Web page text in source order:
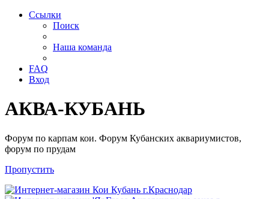
Ссылки
Поиск
Наша команда
FAQ
Вход
АКВА-КУБАНЬ
Форум по карпам кои. Форум Кубанских аквариумистов,
форум по прудам
Пропустить